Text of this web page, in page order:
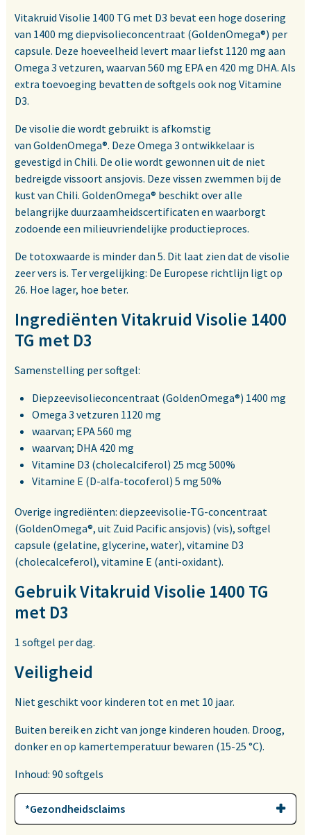
Vitakruid Visolie 1400 TG met D3 bevat een hoge dosering
van 1400 mg diepvisolieconcentraat (GoldenOmega®) per
capsule. Deze hoeveelheid levert maar liefst 1120 mg aan
Omega 3 vetzuren, waarvan 560 mg EPA en 420 mg DHA. Als
extra toevoeging bevatten de softgels ook nog Vitamine
D3.
De visolie die wordt gebruikt is afkomstig
van GoldenOmega®. Deze Omega 3 ontwikkelaar is
gevestigd in Chili. De olie wordt gewonnen uit de niet
bedreigde vissoort ansjovis. Deze vissen zwemmen bij de
kust van Chili. GoldenOmega® beschikt over alle
belangrijke duurzaamheidscertificaten en waarborgt
zodoende een milieuvriendelijke productieproces.
De totoxwaarde is minder dan 5. Dit laat zien dat de visolie
zeer vers is. Ter vergelijking: De Europese richtlijn ligt op
26. Hoe lager, hoe beter.
Ingrediënten Vitakruid Visolie 1400
TG met D3
Samenstelling per softgel:
Diepzeevisolieconcentraat (GoldenOmega®) 1400 mg
Omega 3 vetzuren 1120 mg
waarvan; EPA 560 mg
waarvan; DHA 420 mg
Vitamine D3 (cholecalciferol) 25 mcg 500%
Vitamine E (D-alfa-tocoferol) 5 mg 50%
Overige ingrediënten: diepzeevisolie-TG-concentraat
(GoldenOmega®, uit Zuid Pacific ansjovis) (vis), softgel
capsule (gelatine, glycerine, water), vitamine D3
(cholecalceferol), vitamine E (anti-oxidant).
Gebruik Vitakruid Visolie 1400 TG
met D3
1 softgel per dag.
Veiligheid
Niet geschikt voor kinderen tot en met 10 jaar.
Buiten bereik en zicht van jonge kinderen houden. Droog,
donker en op kamertemperatuur bewaren (15-25 °C).
Inhoud: 90 softgels
*Gezondheidsclaims